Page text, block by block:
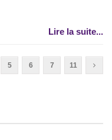
Lire la suite...
5 6 7 11